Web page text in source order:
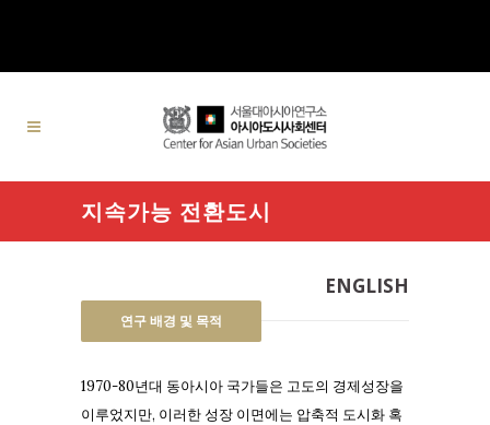
지속가능 전환도시
ENGLISH
연구 배경 및 목적
1970-80년대 동아시아 국가들은 고도의 경제성장을
이루었지만, 이러한 성장 이면에는 압축적 도시화 혹